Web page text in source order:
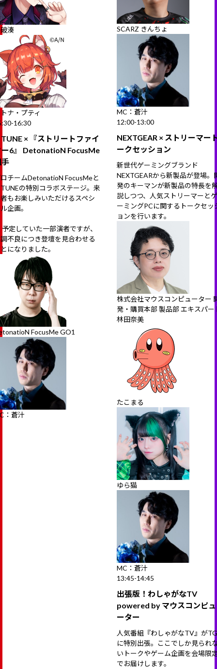
湊
ナ・プティ
16:30
TUNE × 『ストリートファイ
ー6』 DetonatioN FocusMe
チームDetonatioN FocusMeと
の特別コラボステージ。来
もお楽しみいただけるスペシ
企画。
定していた一部演者ですが、
不良につき登壇を見合わせる
になりました。
FocusMe GO1
：蒼汁
SCARZ きんちょ
MC：蒼汁
12:00-13:00
NEXTGEAR × ストリーマー
ークセッション
新世代ゲーミングブランド
NEXTGEARから新製品が登場。
発のキーマンが新製品の特長を
説しつつ、人気ストリーマーとゲ
ーミングPCに関するトークセッ
ョンを行います。
株式会社マウスコンピューター
発・購買本部 製品部 エキスパー
林田奈美
たこまる
ゆら猫
MC：蒼汁
13:45-14:45
出張版！わしゃがなTV
powered by マウスコンピュ
ーター
人気番組『わしゃがなTV』が
に特別出張。ここでしか見られ
いトークやゲーム企画を会場限
でお届けします。